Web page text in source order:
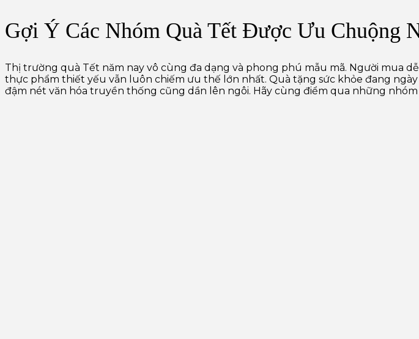
Gợi Ý Các Nhóm Quà Tết Được Ưu Chuộng
Thị trường quà Tết năm nay vô cùng đa dạng và phong phú mẫu mã. Người mua
thực phẩm thiết yếu vẫn luôn chiếm ưu thế lớn nhất. Quà tặng sức khỏe đang
đậm nét văn hóa truyền thống cũng dần lên ngôi. Hãy cùng điểm qua những